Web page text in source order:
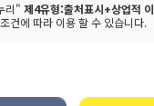
리" 제4유형:출처표시+상업적
조건에 따라 이용 할 수 있습니다.